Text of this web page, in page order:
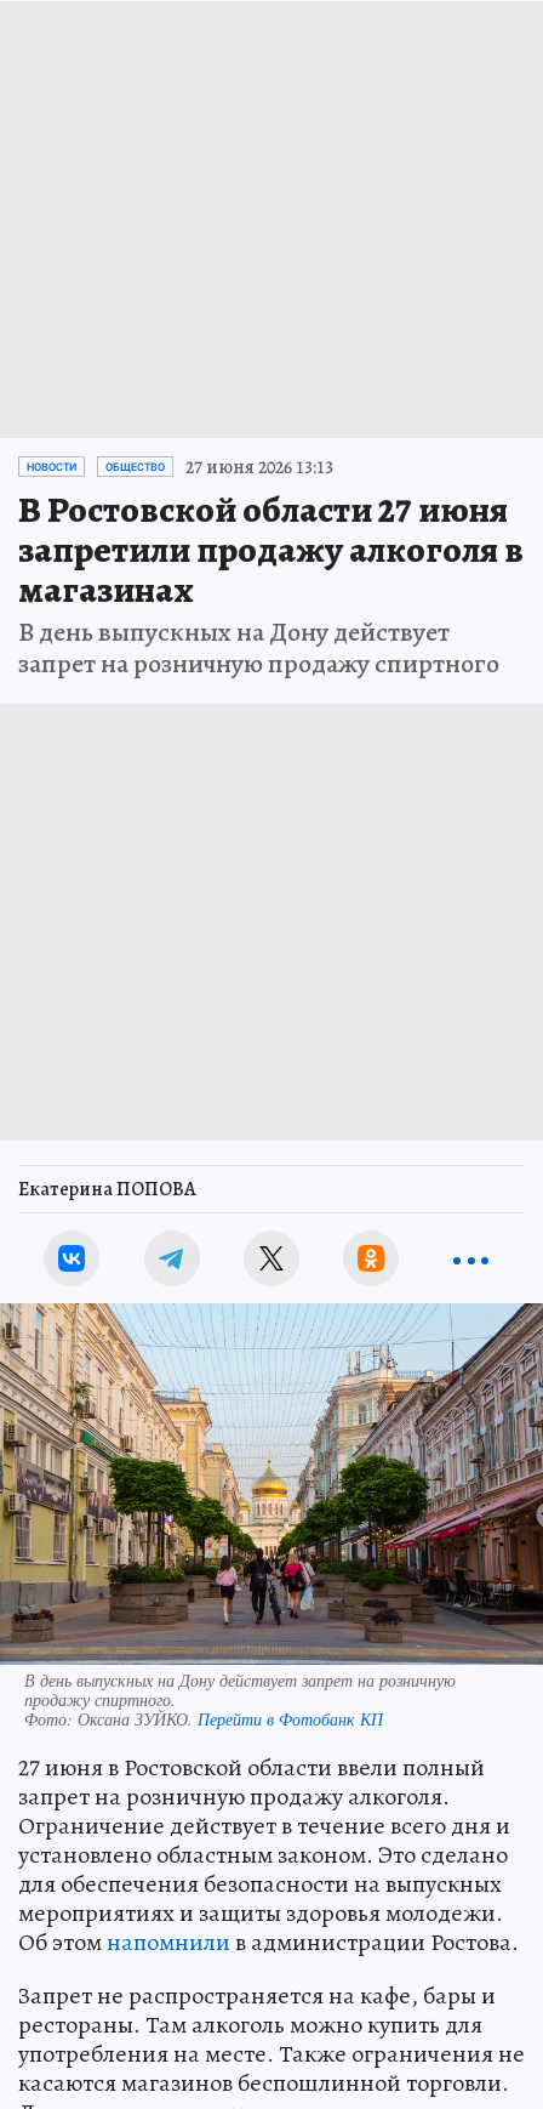
НОВОСТИ ОБЩЕСТВО 27 июня 2026 13:13
В Ростовской области 27 июня
запретили продажу алкоголя в
магазинах
В день выпускных на Дону действует
запрет на розничную продажу спиртного
Екатерина ПОПОВА
В день выпускных на Дону действует запрет на розничную
продажу спиртного.
Фото: Оксана ЗУЙКО. Перейти в Фотобанк КП
27 июня в Ростовской области ввели полный
запрет на розничную продажу алкоголя.
Ограничение действует в течение всего дня и
установлено областным законом. Это сделано
для обеспечения безопасности на выпускных
мероприятиях и защиты здоровья молодежи.
Об этомнапомнилив администрации Ростова.
Запрет не распространяется на кафе, бары и
рестораны. Там алкоголь можно купить для
употребления на месте. Также ограничения не
касаются магазинов беспошлинной торговли.